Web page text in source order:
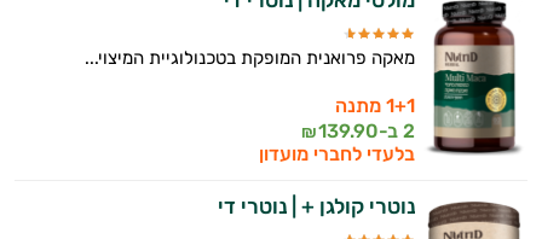
מאקה פרואנית המופקת בטכנולוגיית המיצוי...
1+1 מתנה
2 ב-
139.90
₪
בלעדי לחברי מועדון
נוטרי קולגן + | נוטרי די